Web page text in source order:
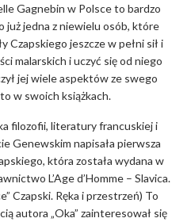
Gagnebin w Polsce to bardzo
już jedna z niewielu osób, które
Czapskiego jeszcze w pełni sił i
malarskich i uczyć się od niego
jej wiele aspektów ze swego
w swoich książkach.
filozofii, literatury francuskiej i
Genewskim napisała pierwsza
która została wydana w
L’Age d’Homme – Slavica.
Czapski. Ręka i przestrzeń) To
autora „Oka” zainteresował się